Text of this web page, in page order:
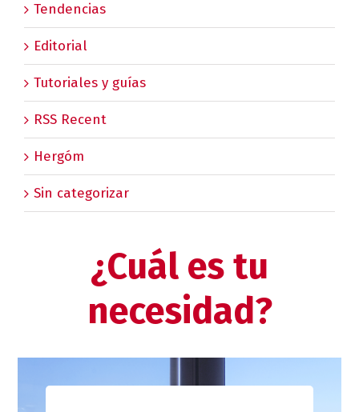
Tendencias
Editorial
Tutoriales y guías
RSS Recent
Hergóm
Sin categorizar
¿Cuál es tu
necesidad?